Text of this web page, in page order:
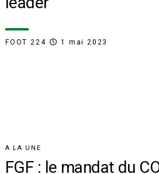
FOOT 224 1 mai 2023
A LA UNE
FGF : le mandat du